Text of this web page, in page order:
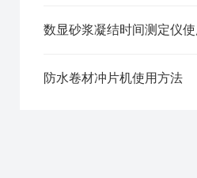
数显砂浆凝结时间测定仪
防水卷材冲片机使用方法